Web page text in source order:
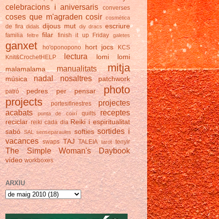
celebracions i aniversaris converses
coses que m'agraden cosir cosmètica
de fira didals dijous mut diy dracs escriure
familia feltre filar finish it up Friday galetes
ganxet ho'oponopono hort jocs
KCS
Knit&CrochetHELP
lectura
lomi lomi
malamalama
manualitats mitja
música nadal nosaltres patchwork
patró pedres per pensar
photo
projects
portesifinestres
projectes
acabats
punta de coixí quilts receptes
reciclar reiki cada dia Reiki i espiritualitat
sabó SAL senseparaules softies sortides i
vacances swaps TAJ TALEIA tarot tenyir
The Simple Woman's Daybook
vídeo workboxes
ARXIU